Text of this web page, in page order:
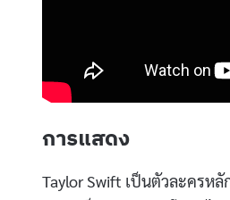
การแสดง
Taylor Swift เป็นตัวละครห